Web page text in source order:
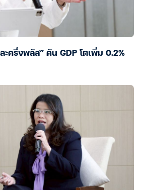
ครึ่งพลัส” ดัน GDP โตเพิ่ม 0.2%